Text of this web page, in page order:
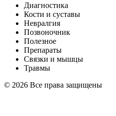
Диагностика
Кости и суставы
Невралгия
Позвоночник
Полезное
Препараты
Связки и мышцы
Травмы
© 2026 Все права защищены